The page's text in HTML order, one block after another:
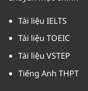
Tài liệu IELTS
Tài liệu TOEIC
Tài liệu VSTEP
Tiếng Anh THPT